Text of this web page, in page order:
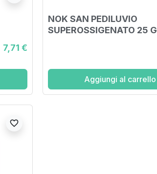
7,71 €
NOK SAN PEDILUVIO
SUPEROSSIGENATO 25 G
Aggiungi al carrello
favorite_border